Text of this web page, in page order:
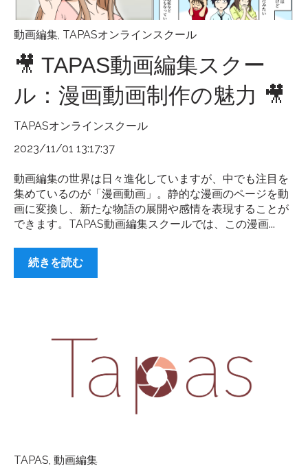
動画編集, TAPASオンラインスクール
🎥 TAPAS動画編集スクー
ル：漫画動画制作の魅力 🎥
TAPASオンラインスクール
2023/11/01 13:17:37
動画編集の世界は日々進化していますが、中でも注目を
集めているのが「漫画動画」。静的な漫画のページを動
画に変換し、新たな物語の展開や感情を表現することが
できます。TAPAS動画編集スクールでは、この漫画...
続きを読む
TAPAS, 動画編集